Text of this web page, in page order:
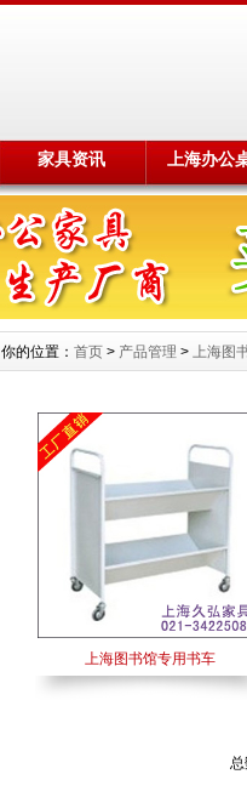
家具资讯 上海办公
你的位置： 首页 > 产品管理 > 上海图
上海图书馆专用书车